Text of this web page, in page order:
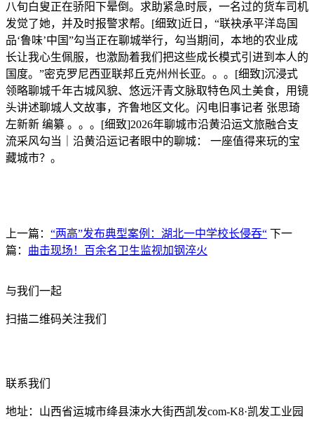
八旬白叟正在骄阳下晕倒。求助紧急时辰，一名过的货车司机
发觉了她，并及时报警求帮。[细致]近日，“联袂承平洋岛国
品‘鲁味’中国”勾当正在聊城举行，勾当期间，本地的农业成
长让我心生佩服，也激励着我们把这些成长模式引进到本人的
国度。”密克罗尼西亚联邦丘克州州长亚。。。[细致]沉浸式
领略聊城千年古城风貌、悠远汗青文脉取特色风土美食，用镜
头讲述聊城人文故事，齐鲁地区文化。闪电旧事记者 张思琦
左新新 编纂 。。。[细致]2026年聊城市沿黄沿运文旅融合支
流采风勾当｜沿黄沿运记者眼中的聊城： 一座值得来玩的宝
藏城市？。
上一篇： “两高”发布典型案例：湖北一中学校长侵吞“ 下一
篇： 曲击现场！百余名卫生监视加钢淬火
与我们一起
扫描二维码关注我们
联系我们
地址：山西省运城市绛县涑水大街西凯发com-K8·凯发工业园